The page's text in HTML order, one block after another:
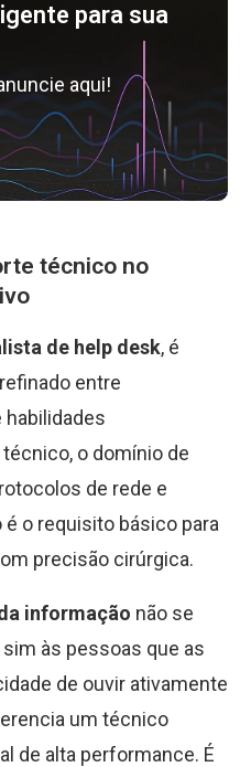
para sua
aqui!
técnico no
de help desk, é
entre
o domínio de
de rede e
o requisito básico para
precisão cirúrgica.
informação não se
às pessoas que as
de ouvir ativamente
um técnico
de alta performance. É